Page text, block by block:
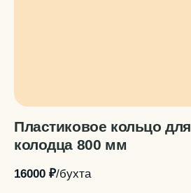
Пластиковое кольцо для
колодца 800 мм
16000 ₽/бухта